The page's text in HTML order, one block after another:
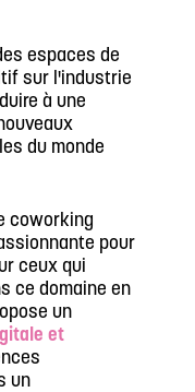
espaces de
sur l'industrie
à une
du monde
coworking
pour
ceux qui
ce domaine en
un
et
un